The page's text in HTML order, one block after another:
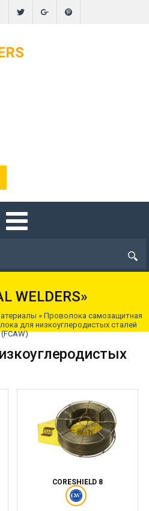
WELDERS»
» Проволока самозащитная
для низкоуглеродистых сталей
(FCAW)
CORESHIELD 8